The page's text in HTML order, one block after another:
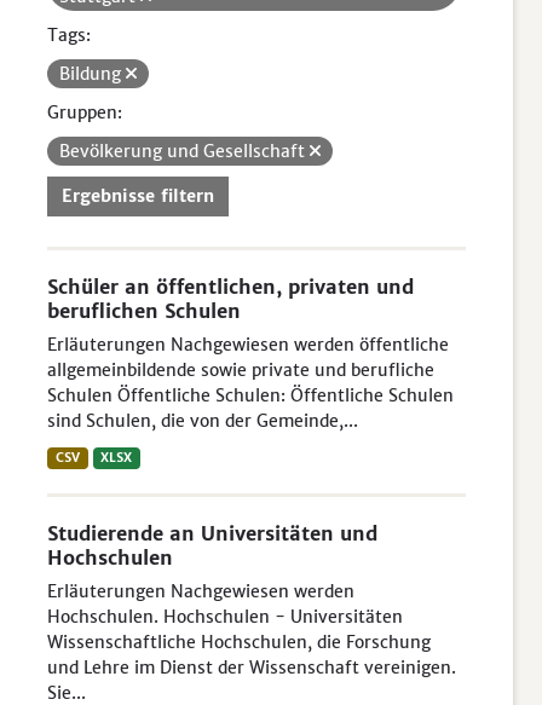
Tags:
Bildung
Gruppen:
Bevölkerung und Gesellschaft
Ergebnisse filtern
Schüler an öffentlichen, privaten und
beruflichen Schulen
Erläuterungen Nachgewiesen werden öffentliche
allgemeinbildende sowie private und berufliche
Schulen Öffentliche Schulen: Öffentliche Schulen
sind Schulen, die von der Gemeinde,...
CSV XLSX
Studierende an Universitäten und
Hochschulen
Erläuterungen Nachgewiesen werden
Hochschulen. Hochschulen - Universitäten
Wissenschaftliche Hochschulen, die Forschung
und Lehre im Dienst der Wissenschaft vereinigen.
Sie...